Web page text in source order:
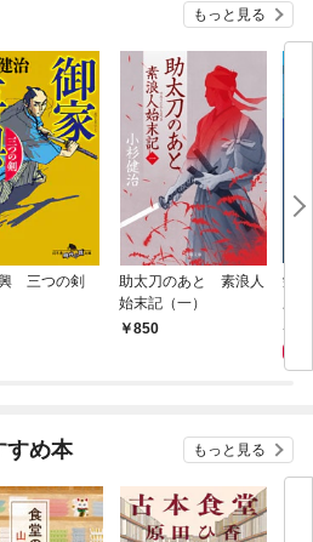
もっと見る
三つの剣
助太刀のあと 素浪人
始末記（一）
850
栄
三
すめ本 もっと見る